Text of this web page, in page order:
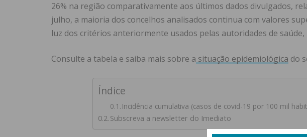
26% na região comparativamente aos últimos dados divulgados,
julho, a maioria dos concelhos analisados continua com valores
luz dos critérios anteriormente usados pelas autoridades de saúde,
Consulte a tabela e saiba mais sobre a situação epidemiológica do
Índice
Incidência cumulativa (casos de covid-19 por 100 mil
Subscreva a newsletter do Imediato